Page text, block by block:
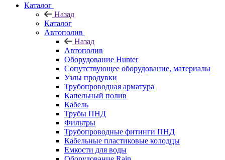
Каталог
Назад
Каталог
Автополив
Назад
Автополив
Оборудование Hunter
Сопутствующее оборудование, материалы
Узлы продувки
Трубопроводная арматура
Капельный полив
Кабель
Трубы ПНД
Фильтры
Трубопроводные фитинги ПНД
Кабельные пластиковые колодцы
Емкости для воды